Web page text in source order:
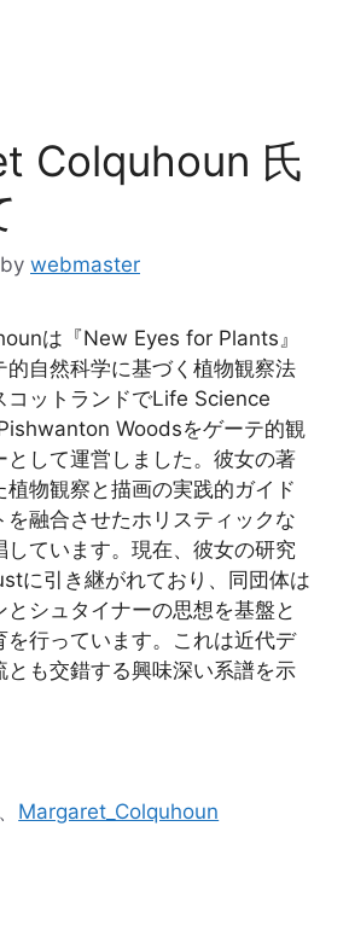
Colquhoun 氏
by webmaster
は『New Eyes for Plants』
的自然科学に基づく植物観察法
コットランドでLife Science
Woodsをゲーテ的観
として運営しました。彼女の著
物観察と描画の実践的ガイド
を融合させたホリスティックな
しています。現在、彼女の研究
に引き継がれており、同団体は
とシュタイナーの思想を基盤と
を行っています。これは近代デ
とも交錯する興味深い系譜を示
、 Margaret_Colquhoun